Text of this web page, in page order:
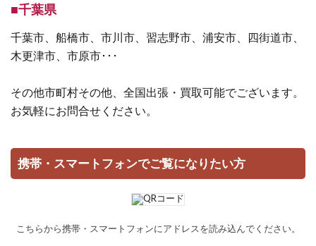
■千葉県
千葉市、船橋市、市川市、習志野市、浦安市、四街道市、
木更津市、市原市･･･
その他市町村その他、全国出張・買取可能でございます。
お気軽にお問合せください。
携帯・スマートフォンでご覧になりたい方
こちらから携帯・スマートフォンにアドレスを読み込んでください。